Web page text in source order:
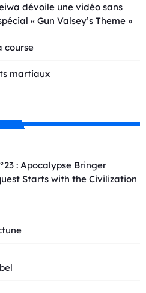
dévoile une vidéo sans
« Gun Valsey’s Theme »
course
martiaux
: Apocalypse Bringer
Starts with the Civilization